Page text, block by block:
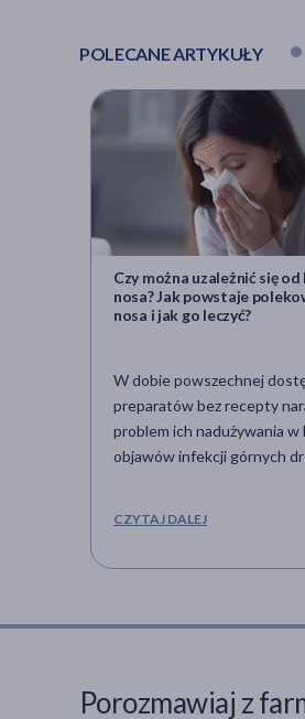
POLECANE ARTYKUŁY
Czy można uzależnić się
nosa? Jak powstaje
nosa i jak go leczyć?
W dobie powszechnej
preparatów bez recepty
problem ich nadużywania w
objawów infekcji górnych
często ignorują zalecenia
pogorszenia drożności dróg
błędnego koła uzależnienia
CZYTAJ DALEJ
Porozmawiaj z